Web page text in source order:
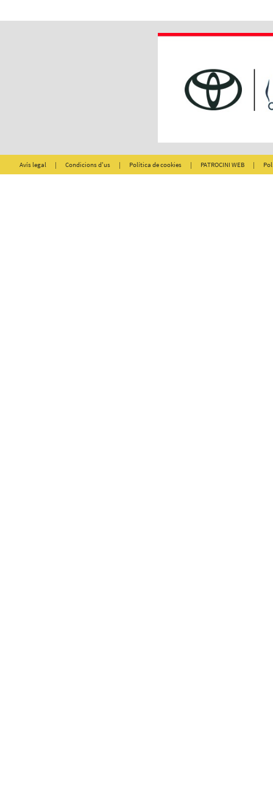
Avís legal | Condicions d'us | Política de cookies | PATROCINI WEB |